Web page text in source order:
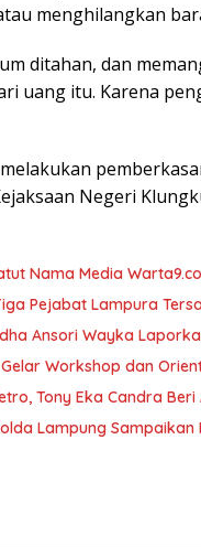
menghilangkan
ditahan, dan
uang itu. Karena
Negeri
Nama Media
Pejabat Lampura
Ansori Wayka
Workshop dan
Tony Eka Candra
Lampung Sampaikan